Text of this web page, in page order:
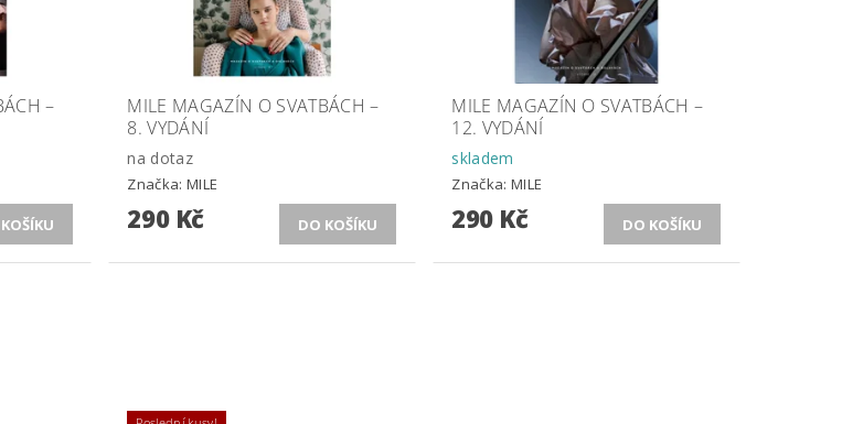
–
MILE MAGAZÍN O SVATBÁCH –
8. VYDÁNÍ
na dotaz
Značka:MILE
290 Kč
MILE MAGAZÍN O SVATBÁCH –
12. VYDÁNÍ
skladem
Značka: MILE
290 Kč